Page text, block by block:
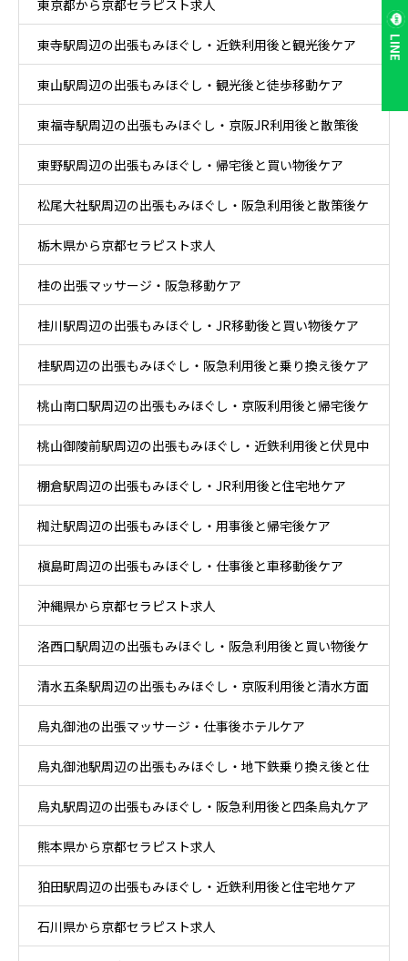
LINE
東京都から京都セラピスト求人
東寺駅周辺の出張もみほぐし・近鉄利用後と観光後ケア
東山駅周辺の出張もみほぐし・観光後と徒歩移動ケア
東福寺駅周辺の出張もみほぐし・京阪JR利用後と散策後
ケア
東野駅周辺の出張もみほぐし・帰宅後と買い物後ケア
松尾大社駅周辺の出張もみほぐし・阪急利用後と散策後ケ
ア
栃木県から京都セラピスト求人
桂の出張マッサージ・阪急移動ケア
桂川駅周辺の出張もみほぐし・JR移動後と買い物後ケア
桂駅周辺の出張もみほぐし・阪急利用後と乗り換え後ケア
桃山南口駅周辺の出張もみほぐし・京阪利用後と帰宅後ケ
ア
桃山御陵前駅周辺の出張もみほぐし・近鉄利用後と伏見中
心部ケア
棚倉駅周辺の出張もみほぐし・JR利用後と住宅地ケア
椥辻駅周辺の出張もみほぐし・用事後と帰宅後ケア
槇島町周辺の出張もみほぐし・仕事後と車移動後ケア
沖縄県から京都セラピスト求人
洛西口駅周辺の出張もみほぐし・阪急利用後と買い物後ケ
ア
清水五条駅周辺の出張もみほぐし・京阪利用後と清水方面
散策ケア
烏丸御池の出張マッサージ・仕事後ホテルケア
烏丸御池駅周辺の出張もみほぐし・地下鉄乗り換え後と仕
事帰りケア
烏丸駅周辺の出張もみほぐし・阪急利用後と四条烏丸ケア
熊本県から京都セラピスト求人
狛田駅周辺の出張もみほぐし・近鉄利用後と住宅地ケア
石川県から京都セラピスト求人